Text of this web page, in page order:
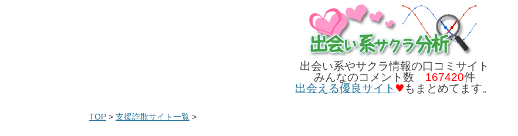
出会い系やサクラ情報の口コミサイト
みんなのコメント数 167420件
出会える優良サイト
もまとめてます。
TOP > 支援詐欺サイト一覧 >